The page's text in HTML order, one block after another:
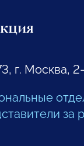
г. Москва,
за